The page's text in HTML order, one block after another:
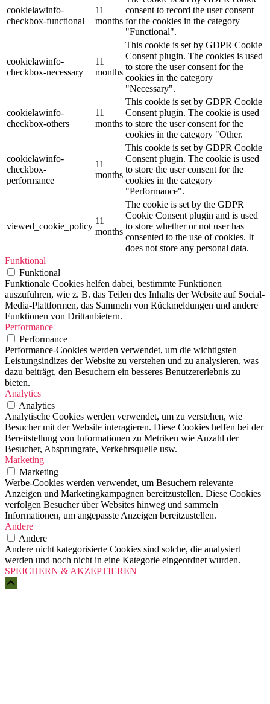
cookielawinfo-
checkbox-functional
11
months
consent to record the user consent
for the cookies in the category
"Functional".
cookielawinfo-
checkbox-necessary
11
months
This cookie is set by GDPR Cookie
Consent plugin. The cookies is used
to store the user consent for the
cookies in the category
"Necessary".
cookielawinfo-
checkbox-others
11
months
This cookie is set by GDPR Cookie
Consent plugin. The cookie is used
to store the user consent for the
cookies in the category "Other.
cookielawinfo-
checkbox-
performance
11
months
This cookie is set by GDPR Cookie
Consent plugin. The cookie is used
to store the user consent for the
cookies in the category
"Performance".
viewed_cookie_policy
11
months
The cookie is set by the GDPR
Cookie Consent plugin and is used
to store whether or not user has
consented to the use of cookies. It
does not store any personal data.
Funktional
Funktional
Funktionale Cookies helfen dabei, bestimmte Funktionen
auszuführen, wie z. B. das Teilen des Inhalts der Website auf Social-
Media-Plattformen, das Sammeln von Rückmeldungen und andere
Funktionen von Drittanbietern.
Performance
Performance
Performance-Cookies werden verwendet, um die wichtigsten
Leistungsindizes der Website zu verstehen und zu analysieren, was
dazu beiträgt, den Besuchern ein besseres Benutzererlebnis zu
bieten.
Analytics
Analytics
Analytische Cookies werden verwendet, um zu verstehen, wie
Besucher mit der Website interagieren. Diese Cookies helfen bei der
Bereitstellung von Informationen zu Metriken wie Anzahl der
Besucher, Absprungrate, Verkehrsquelle usw.
Marketing
Marketing
Werbe-Cookies werden verwendet, um Besuchern relevante
Anzeigen und Marketingkampagnen bereitzustellen. Diese Cookies
verfolgen Besucher über Websites hinweg und sammeln
Informationen, um angepasste Anzeigen bereitzustellen.
Andere
Andere
Andere nicht kategorisierte Cookies sind solche, die analysiert
werden und noch nicht in eine Kategorie eingeordnet wurden.
SPEICHERN & AKZEPTIEREN